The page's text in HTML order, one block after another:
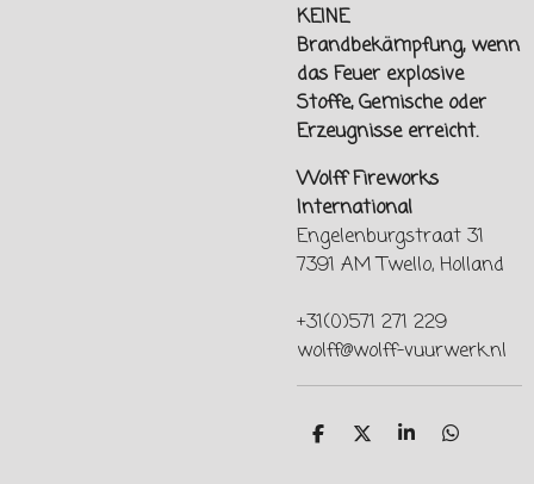
KEINE
Brandbekämpfung, wenn
das Feuer explosive
Stoffe, Gemische oder
Erzeugnisse erreicht.
Wolff Fireworks
International
Engelenburgstraat 31
7391 AM Twello, Holland
+31(0)571 271 229
wolff@wolff-vuurwerk.nl
T T T T